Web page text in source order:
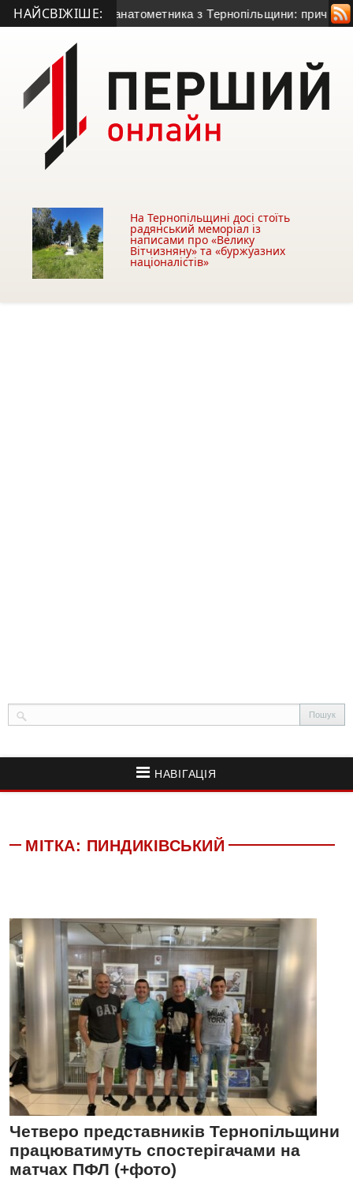
НАЙСВІЖІШЕ:
50-річного гранатометника з Тернопільщини: причина
На Тернопільщині досі стоїть
радянський меморіал із
написами про «Велику
Вітчизняну» та «буржуазних
націоналістів»
НАВІГАЦІЯ
МІТКА: ПИНДИКІВСЬКИЙ
Четверо представників Тернопільщини
працюватимуть спостерігачами на
матчах ПФЛ (+фото)